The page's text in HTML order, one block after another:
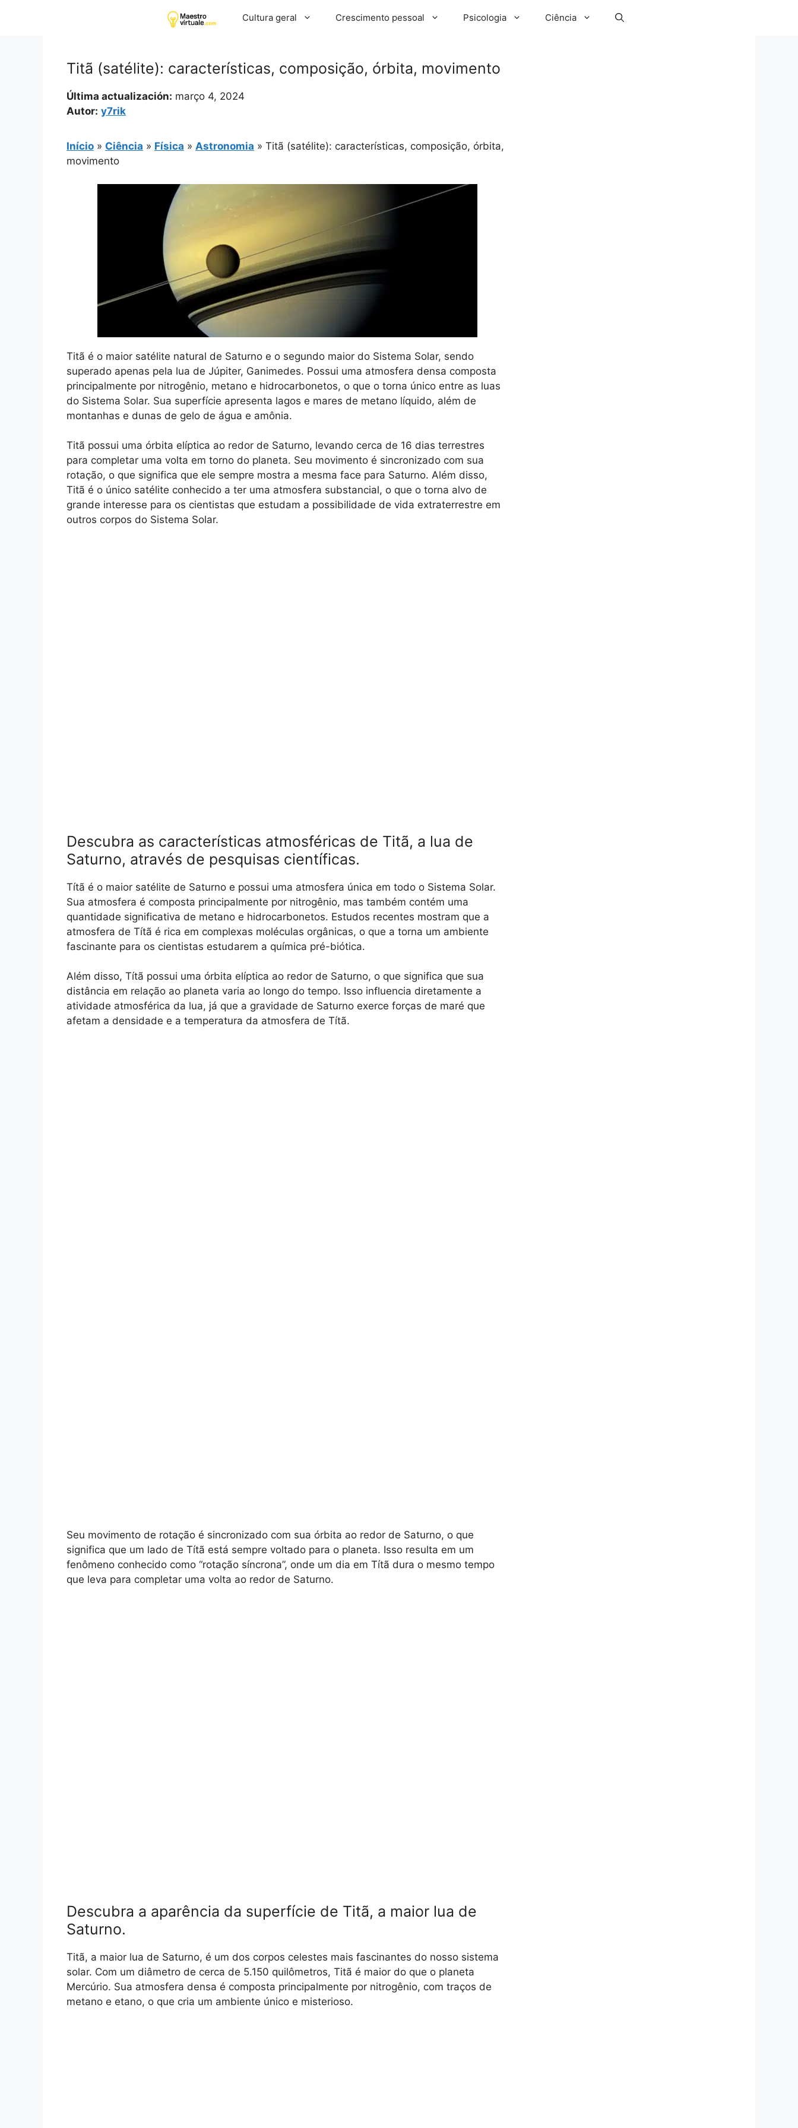
Cultura geral Crescimento pessoal Psicologia Ciência
Titã (satélite): características, composição, órbita, movimento
Última actualización: março 4, 2024
Autor: y7rik
Início » Ciência » Física » Astronomia » Titã (satélite): características, composição, órbita,
movimento
Titã é o maior satélite natural de Saturno e o segundo maior do Sistema Solar, sendo
superado apenas pela lua de Júpiter, Ganimedes. Possui uma atmosfera densa composta
principalmente por nitrogênio, metano e hidrocarbonetos, o que o torna único entre as luas
do Sistema Solar. Sua superfície apresenta lagos e mares de metano líquido, além de
montanhas e dunas de gelo de água e amônia.
Titã possui uma órbita elíptica ao redor de Saturno, levando cerca de 16 dias terrestres
para completar uma volta em torno do planeta. Seu movimento é sincronizado com sua
rotação, o que significa que ele sempre mostra a mesma face para Saturno. Além disso,
Titã é o único satélite conhecido a ter uma atmosfera substancial, o que o torna alvo de
grande interesse para os cientistas que estudam a possibilidade de vida extraterrestre em
outros corpos do Sistema Solar.
Descubra as características atmosféricas de Titã, a lua de
Saturno, através de pesquisas científicas.
Títã é o maior satélite de Saturno e possui uma atmosfera única em todo o Sistema Solar.
Sua atmosfera é composta principalmente por nitrogênio, mas também contém uma
quantidade significativa de metano e hidrocarbonetos. Estudos recentes mostram que a
atmosfera de Títã é rica em complexas moléculas orgânicas, o que a torna um ambiente
fascinante para os cientistas estudarem a química pré-biótica.
Além disso, Títã possui uma órbita elíptica ao redor de Saturno, o que significa que sua
distância em relação ao planeta varia ao longo do tempo. Isso influencia diretamente a
atividade atmosférica da lua, já que a gravidade de Saturno exerce forças de maré que
afetam a densidade e a temperatura da atmosfera de Títã.
Seu movimento de rotação é sincronizado com sua órbita ao redor de Saturno, o que
significa que um lado de Títã está sempre voltado para o planeta. Isso resulta em um
fenômeno conhecido como “rotação síncrona”, onde um dia em Títã dura o mesmo tempo
que leva para completar uma volta ao redor de Saturno.
Descubra a aparência da superfície de Titã, a maior lua de
Saturno.
Titã, a maior lua de Saturno, é um dos corpos celestes mais fascinantes do nosso sistema
solar. Com um diâmetro de cerca de 5.150 quilômetros, Titã é maior do que o planeta
Mercúrio. Sua atmosfera densa é composta principalmente por nitrogênio, com traços de
metano e etano, o que cria um ambiente único e misterioso.